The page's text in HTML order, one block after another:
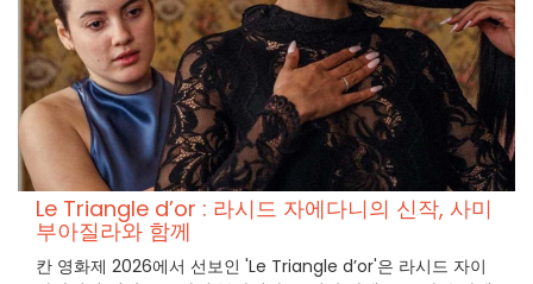
Le Triangle d’or : 라시드 자에다니의 신작, 사미
부아질라와 함께
칸 영화제 2026에서 선보인 'Le Triangle d’or'은 라시드 자이